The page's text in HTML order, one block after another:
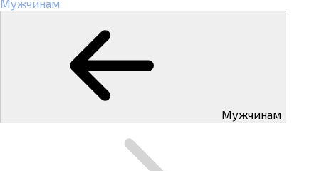
Мужчинам
Мужчинам